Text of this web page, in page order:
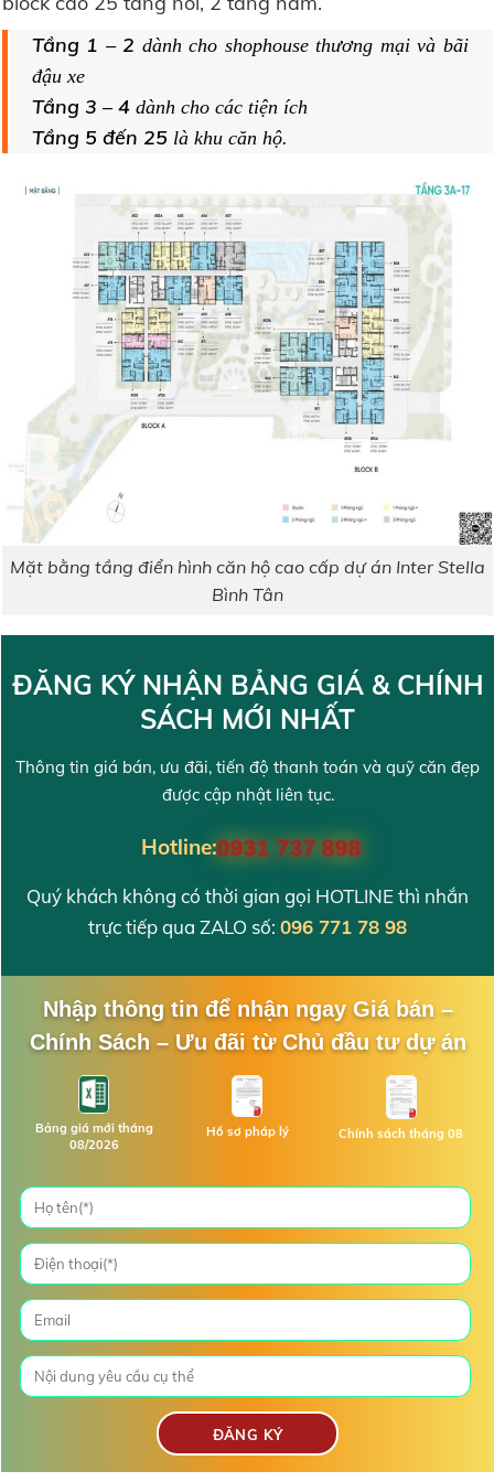
Tầng 1 – 2 dành cho shophouse thương mại và bãi
đậu xe
Tầng 3 – 4dành cho các tiện ích
Tầng 5 đến 25là khu căn hộ.
Mặt bằng tầng điển hình căn hộ cao cấp dự án Inter Stella
Bình Tân
ĐĂNG KÝ NHẬN BẢNG GIÁ & CHÍNH
SÁCH MỚI NHẤT
Thông tin giá bán, ưu đãi, tiến độ thanh toán và quỹ căn đẹp
được cập nhật liên tục.
Hotline:0931 737 898
Quý khách không có thời gian gọi HOTLINE thì nhắn
trực tiếp qua ZALO số: 096 771 78 98
Nhập thông tin để nhận ngay Giá bán –
Chính Sách – Ưu đãi từ Chủ đầu tư dự án
Bảng giá mới tháng
08/2026
Hồ sơ pháp lý Chính sách tháng 08